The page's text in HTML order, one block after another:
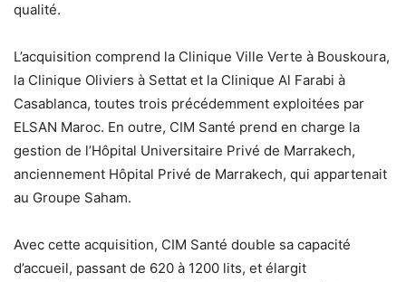
qualité.
L’acquisition comprend la Clinique Ville Verte à Bouskoura,
la Clinique Oliviers à Settat et la Clinique Al Farabi à
Casablanca, toutes trois précédemment exploitées par
ELSAN Maroc. En outre, CIM Santé prend en charge la
gestion de l’Hôpital Universitaire Privé de Marrakech,
anciennement Hôpital Privé de Marrakech, qui appartenait
au Groupe Saham.
Avec cette acquisition, CIM Santé double sa capacité
d’accueil, passant de 620 à 1200 lits, et élargit